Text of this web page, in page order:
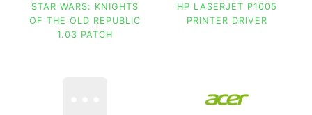
STAR WARS: KNIGHTS
OF THE OLD REPUBLIC
1.03 PATCH
HP LASERJET P1005
PRINTER DRIVER